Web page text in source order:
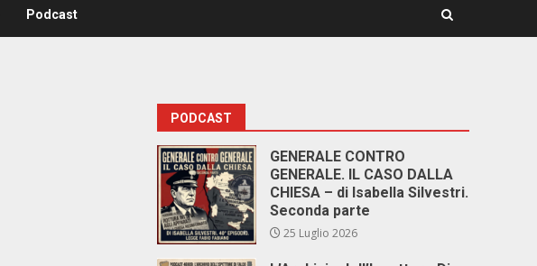
Podcast
PODCAST
GENERALE CONTRO
GENERALE. IL CASO DALLA
CHIESA – di Isabella Silvestri.
Seconda parte
25 Luglio 2026